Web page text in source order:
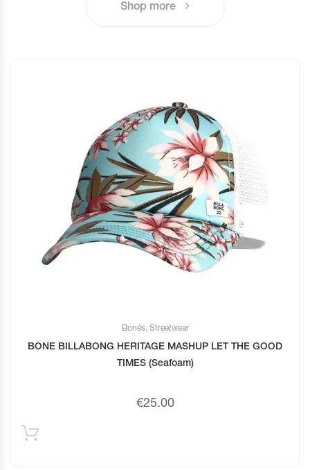
Shop more
Bonés, Streetwear
BONE BILLABONG HERITAGE MASHUP LET THE GOOD
TIMES (Seafoam)
€25.00